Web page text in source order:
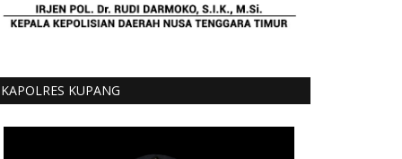
KAPOLRES KUPANG